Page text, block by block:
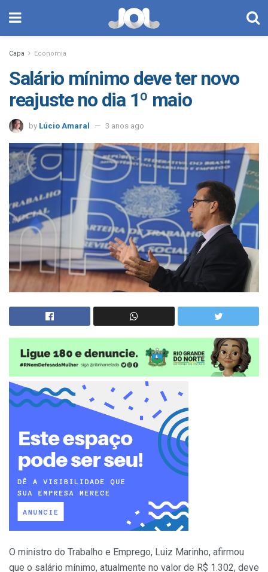
Capa Economia
Salário mínimo deve ter novo
reajuste no dia 1º maio
by Lúcio Amaral 3 anos ago
O ministro do Trabalho e Emprego, Luiz Marinho, afirmou
que o salário mínimo, atualmente no valor de R$ 1.302, deve